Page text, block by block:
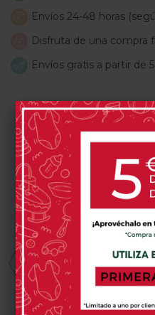
Envíos 24-48 horas
Disfruta de una compra
Envíos gratis a partir de
PRODUCTOS
DONE BY DEER
Bol Infantil
Done By Deer
Raffi
8,95 €